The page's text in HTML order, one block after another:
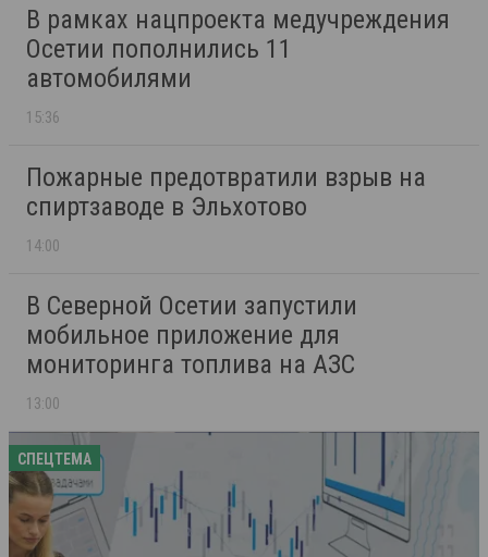
В рамках нацпроекта медучреждения
Осетии пополнились 11
автомобилями
15:36
Пожарные предотвратили взрыв на
спиртзаводе в Эльхотово
14:00
В Северной Осетии запустили
мобильное приложение для
мониторинга топлива на АЗС
13:00
СПЕЦТЕМА